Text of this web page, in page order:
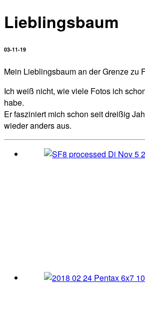
Lieblingsbaum
03-11-19
Mein Lieblingsbaum an der Grenze zu
Ich weiß nicht, wie viele Fotos ich
habe.
Er fasziniert mich schon seit dreißig
wieder anders aus.